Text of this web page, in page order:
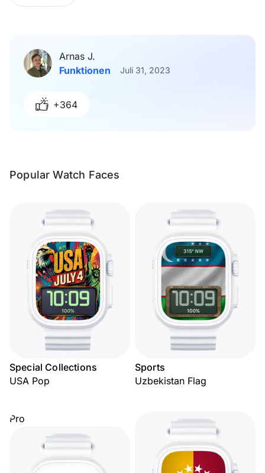
Arnas J.
Funktionen
Juli 31, 2023
+364
Popular Watch Faces
Special Collections
USA Pop
Sports
Uzbekistan Flag
Pro